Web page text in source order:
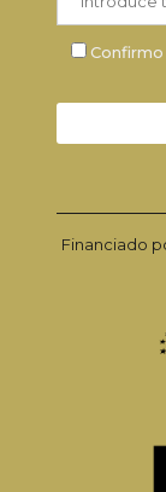
Confirmo
Financiado